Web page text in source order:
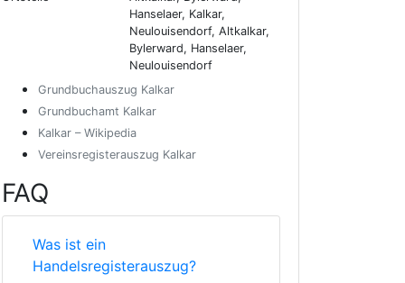
Hanselaer, Kalkar,
Neulouisendorf, Altkalkar,
Bylerward, Hanselaer,
Neulouisendorf
Grundbuchauszug Kalkar
Grundbuchamt Kalkar
Kalkar – Wikipedia
Vereinsregisterauszug Kalkar
FAQ
Was ist ein
Handelsregisterauszug?